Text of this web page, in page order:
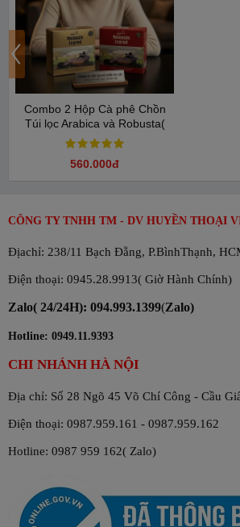
Combo 2 Hộp Cà phê Chồn
Túi lọc Arabica và Robusta(
75gam/Hộp)
560.000đ
CÔNG TY TNHH TM - DV HUYỀN THOẠI
Địachỉ: 238/11 Bạch Đằng, P.BìnhThạnh,
Điện thoại: 0945.28.9913( Giờ Hành Chính)
Zalo( 24/24H): 094.993.1399(Zalo)
Hotline: 0949.11.9393
CHI NHÁNH HÀ NỘI
Địa chỉ: Số 28 Ngõ 45 Võ Chí Công - Cầu
Điện thoại: 0987.959.161 - 0987.959.162
Hotline: 0987 959 162( Zalo)